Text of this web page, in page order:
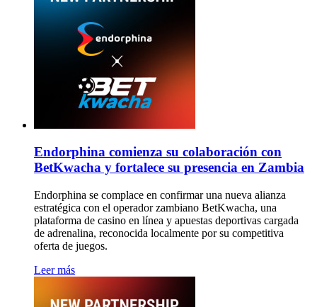
Endorphina comienza su colaboración con
BetKwacha y fortalece su presencia en Zambia
Endorphina se complace en confirmar una nueva alianza
estratégica con el operador zambiano BetKwacha, una
plataforma de casino en línea y apuestas deportivas cargada
de adrenalina, reconocida localmente por su competitiva
oferta de juegos.
Leer más